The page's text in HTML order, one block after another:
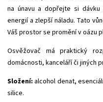
na únavu a dopřejte si
energií a zlepší náladu. Tato
Váš prostor se promění v oázu
Osvěžovač má praktický
domácnosti, kanceláří či jiných
Složení: alcohol denat,
silice.